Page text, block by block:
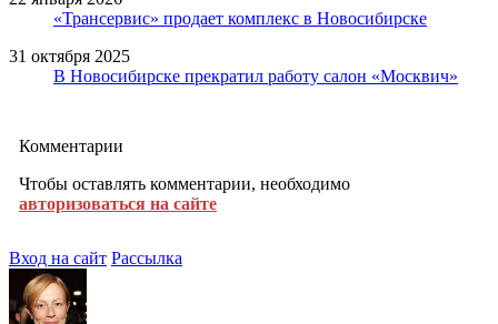
«Трансервис» продает комплекс в Новосибирске
31 октября 2025
В Новосибирске прекратил работу салон «Москвич»
Комментарии
Чтобы оставлять комментарии, необходимо
авторизоваться на сайте
Вход на сайт Рассылка